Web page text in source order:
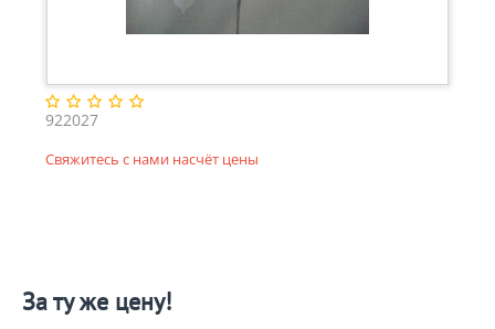
922027
Свяжитесь с нами насчёт цены
За ту же цену!